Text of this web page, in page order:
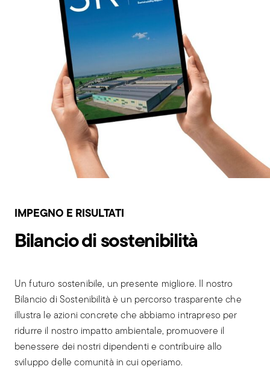
IMPEGNO E RISULTATI
Bilancio di sostenibilità
Un futuro sostenibile, un presente migliore. Il nostro
Bilancio di Sostenibilità è un percorso trasparente che
illustra le azioni concrete che abbiamo intrapreso per
ridurre il nostro impatto ambientale, promuovere il
benessere dei nostri dipendenti e contribuire allo
sviluppo delle comunità in cui operiamo.